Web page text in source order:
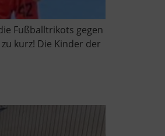
Fußballtrikots gegen
kurz! Die Kinder der